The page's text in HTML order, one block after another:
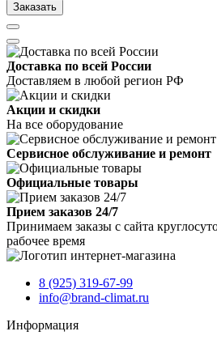
Заказать
Доставка по всей России
Доставляем в любой регион РФ
Акции и скидки
На все оборудование
Сервисное обслуживание и ремонт
Официальные товары
Прием заказов 24/7
Принимаем заказы с сайта
рабочее время
8 (925) 319-67-99
info@brand-climat.ru
Информация